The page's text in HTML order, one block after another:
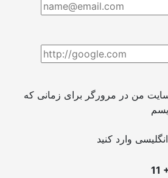
من در مرورگر برای زمانی که